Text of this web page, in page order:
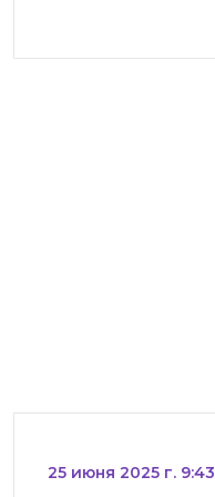
25 июня 2025 г. 9:43